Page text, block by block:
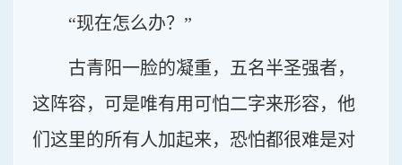
“现在怎么办？”
古青阳一脸的凝重，五名半圣强者，
这阵容，可是唯有用可怕二字来形容，他
们这里的所有人加起来，恐怕都很难是对